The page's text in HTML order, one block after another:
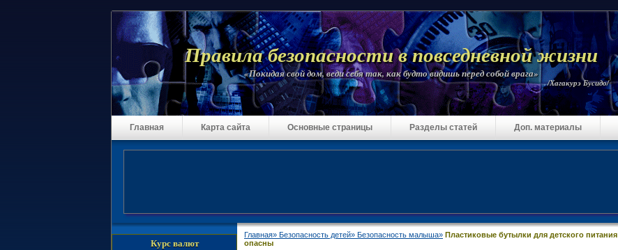
Главная» Безопасность детей» Безопасность малыша» Пластиковые бутылки для детского питания
опасны
Курс валют
Правила безопасности в повседневной жизни
«Покидая свой дом, веди себя так, как будто видишь перед собой врага»
/Хагакурэ Бусидо/
Главная Карта сайта Основные страницы Разделы статей Доп. материалы